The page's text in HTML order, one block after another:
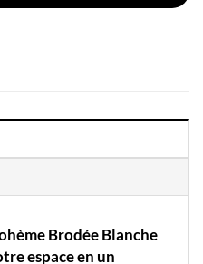
Brodée Blanche
espace en un